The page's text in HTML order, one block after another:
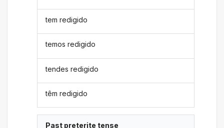
tem redigido
temos redigido
tendes redigido
têm redigido
Past preterite tense